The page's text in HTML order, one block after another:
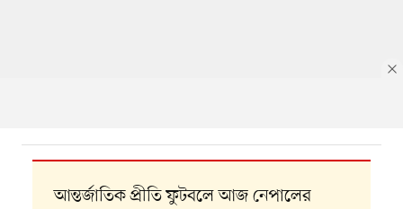
আন্তর্জাতিক প্রীতি ফুটবলে আজ নেপালের